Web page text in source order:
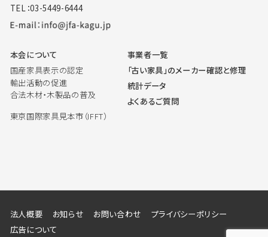
TEL：03-5449-6444
本会について
国産家具表示の認定
輸出活動の促進
合法木材・木製品の普及
東京国際家具見本市（IFFT）
事業者一覧
「古い家具」のメーカー確認と修理
統計データ
よくあるご質問
法人概要 お知らせ お問い合わせ
プライバシーポリシー
広告について